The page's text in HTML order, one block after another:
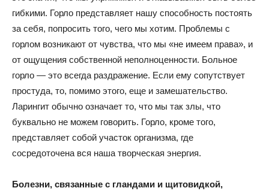
гибкими. Горло представляет нашу способность постоять
за себя, попросить того, чего мы хотим. Проблемы с
горлом возникают от чувства, что мы «не имеем права», и
от ощущения собственной неполноценности. Больное
горло — это всегда раздражение. Если ему сопутствует
простуда, то, помимо этого, еще и замешательство.
Ларингит обычно означает то, что мы так злы, что
буквально не можем говорить. Горло, кроме того,
представляет собой участок организма, где
сосредоточена вся наша творческая энергия.
Болезни, связанные с гландами и щитовидкой,